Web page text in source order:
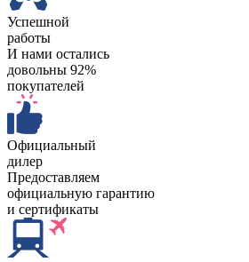
Успешной
работы
И нами остались
довольны 92%
покупателей
Официальный
дилер
Предоставляем
официальную гарантию
и сертификаты